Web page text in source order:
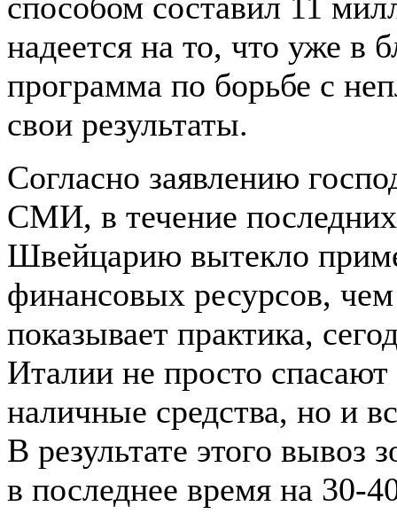
надеется на то, что уже в
программа по борьбе с
свои результаты.
Согласно заявлению
СМИ, в течение
Швейцарию вытекло
финансовых ресурсов,
показывает практика,
Италии не просто
наличные средства, но и
В результате этого вывоз
в последнее время на 30-